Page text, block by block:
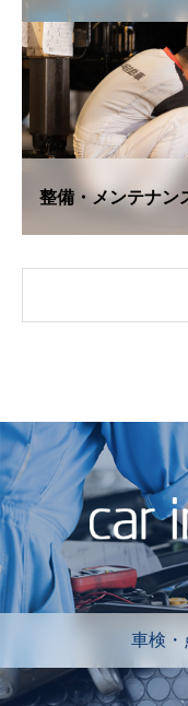
整備・メンテナン
車検・